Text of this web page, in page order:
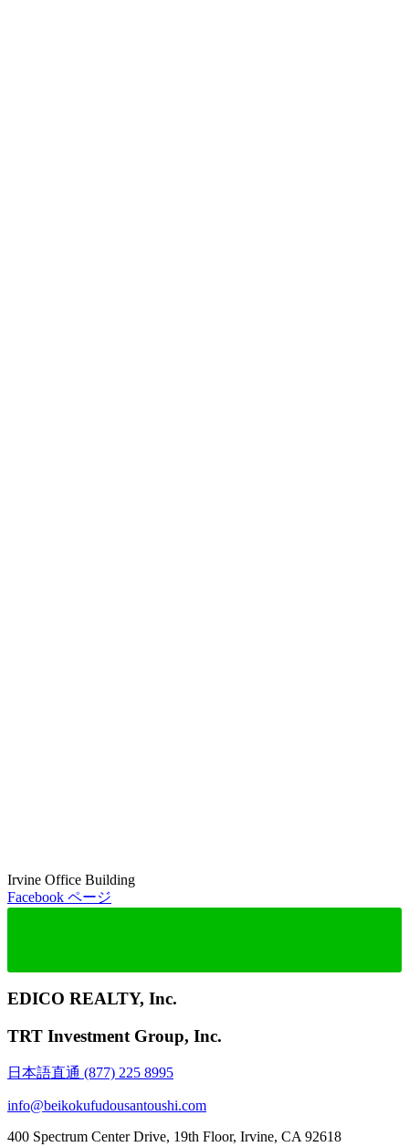
Irvine Office Building
Facebook ページ
EDICO REALTY, Inc.
TRT Investment Group, Inc.
日本語直通 (877) 225 8995
info@beikokufudousantoushi.com
400 Spectrum Center Drive, 19th Floor, Irvine, CA 92618